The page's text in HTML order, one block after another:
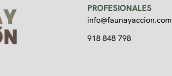
PROFESIONALES
info@faunayaccion.com
918 848 798